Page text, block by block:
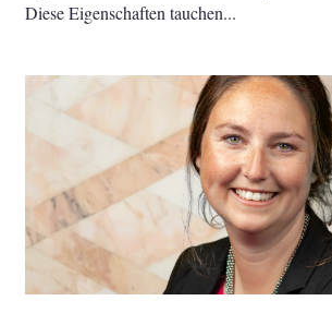
Diese Eigenschaften tauchen